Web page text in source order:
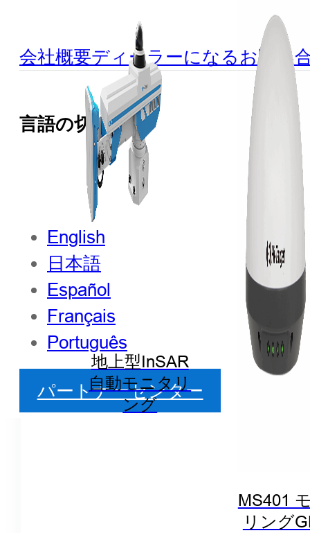
地上型InSAR
自動モニタリ
ング
MS401
リング
会社概要ディーラーになるお問い
言語の切り替え
English
日本語
Español
Français
Português
パートナーセンター